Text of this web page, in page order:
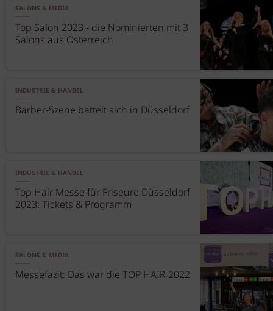
SALONS & MEDIA
Top Salon 2023 - die Nominierten mit 3
Salons aus Österreich
INDUSTRIE & HANDEL
Barber-Szene battelt sich in Düsseldorf
INDUSTRIE & HANDEL
Top Hair Messe für Friseure Düsseldorf
2023: Tickets & Programm
SALONS & MEDIA
Messefazit: Das war die TOP HAIR 2022